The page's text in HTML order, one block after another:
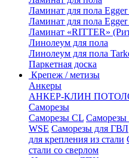
Ламинат для пола
Ламинат для пола
Ламинат «RITTER»
Линолеум для пола
Линолеум для пола
Паркетная доска
Крепеж / метизы
Анкеры
АНКЕР-КЛИН
Саморезы
Саморезы CL Саморезы
WSE Саморезы для ГВЛ
для крепления из стали
стали со сверлом